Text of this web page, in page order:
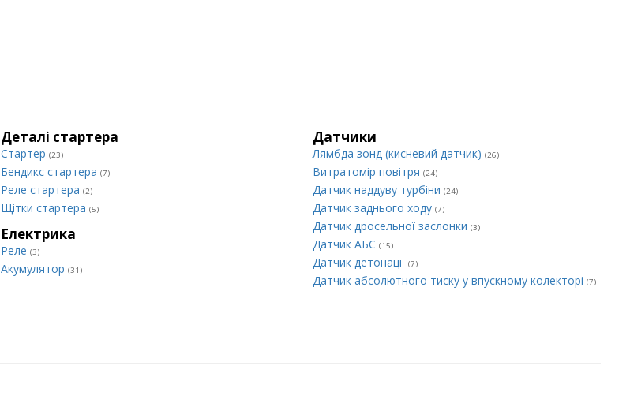
Деталі стартера
Стартер (23)
Бендикс стартера (7)
Реле стартера (2)
Щітки стартера (5)
Датчики
Лямбда зонд (кисневий датчик) (26)
Витратомір повітря (24)
Датчик наддуву турбіни (24)
Датчик заднього ходу (7)
Датчик дросельної заслонки (3)
Датчик АБС (15)
Датчик детонації (7)
Датчик абсолютного тиску у впускному колекторі (7)
Електрика
Реле (3)
Акумулятор (31)